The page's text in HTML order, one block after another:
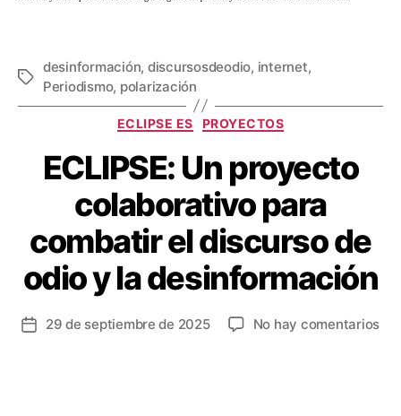
desinformación, discursosdeodio, internet,
Periodismo, polarización
ECLIPSE ES PROYECTOS
ECLIPSE: Un proyecto
colaborativo para
combatir el discurso de
odio y la desinformación
29 de septiembre de 2025 No hay comentarios